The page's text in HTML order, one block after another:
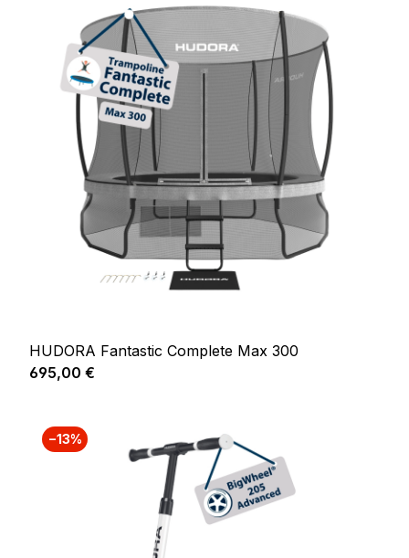
HUDORA Fantastic Complete Max 300
Prix régulier :
695,00 €
−13%